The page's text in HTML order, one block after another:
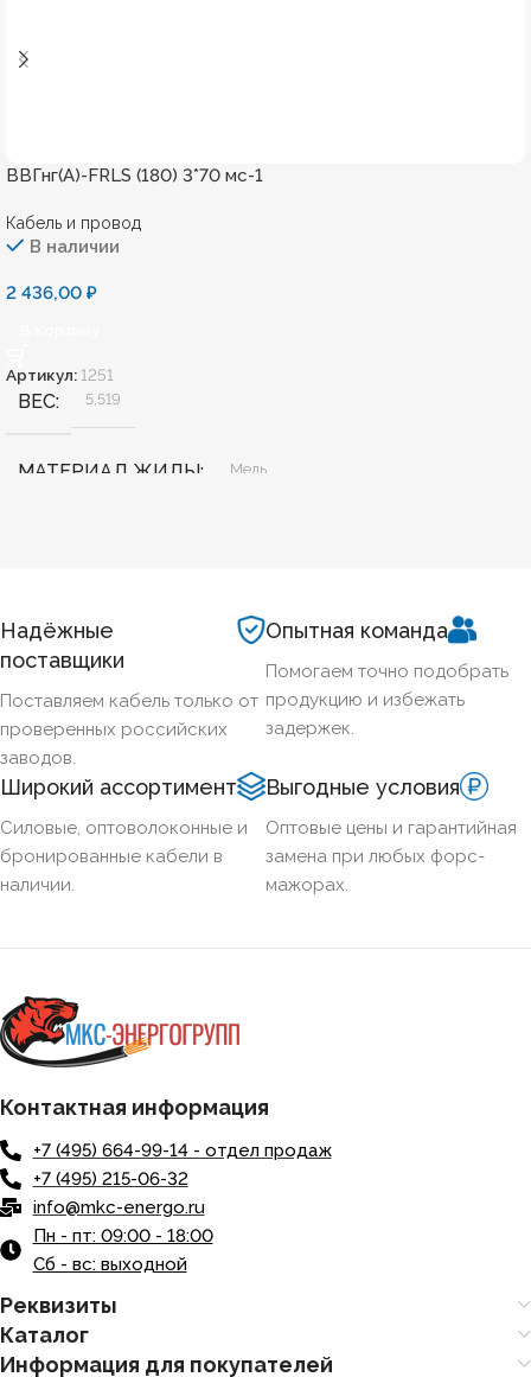
ВВГнг(А)-FRLS (180) 3*70 мс-1
Кабель и провод
В наличии
2 436,00 ₽
Артикул: 1251
ВЕС 5,519
МАТЕРИАЛ ЖИЛЫ Медь
ОГНЕСТОЙКИЙ
НАЛИЧИЕ ЭКРАНА
БРОНИРОВАННЫЙ
Надёжные
поставщики
Поставляем кабель только от
проверенных российских
заводов.
Опытная команда
Помогаем точно подобрать
продукцию и избежать
задержек.
Широкий ассортимент
Силовые, оптоволоконные и
бронированные кабели в
наличии.
Выгодные условия
Оптовые цены и гарантийная
замена при любых форс-
мажорах.
Контактная информация
+7 (495) 664-99-14 - отдел продаж
+7 (495) 215-06-32
info@mkc-energo.ru
Пн - пт: 09:00 - 18:00
Сб - вс: выходной
Реквизиты
Каталог
Информация для покупателей